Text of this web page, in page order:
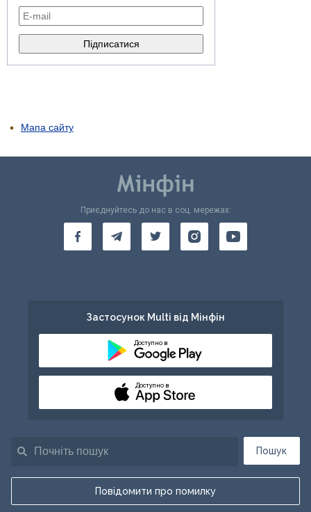
Мапа сайту
Пошук
Повідомити про помилку
Приєднуйтесь до нас в соц. мережах:
Застосунок Multi від Мінфін
Доступно в
Доступно в